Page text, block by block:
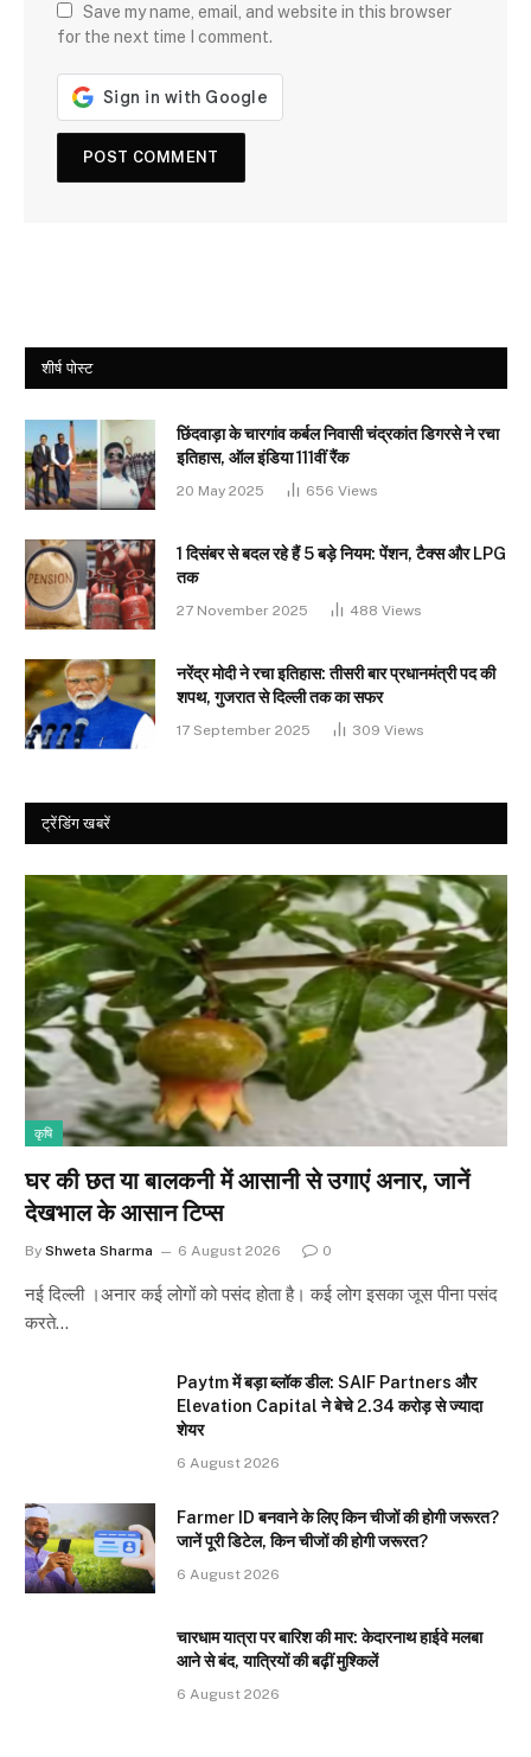
Save my name, email, and website in this browser
for the next time I comment.
शीर्ष पोस्ट
छिंदवाड़ा के चारगांव कर्बल निवासी चंद्रकांत डिगरसे ने रचा
इतिहास, ऑल इंडिया 111वीं रैंक
20 May 2025 656 Views
1 दिसंबर से बदल रहे हैं 5 बड़े नियम: पेंशन, टैक्स और LPG
तक
27 November 2025 488 Views
नरेंद्र मोदी ने रचा इतिहास: तीसरी बार प्रधानमंत्री पद की
शपथ, गुजरात से दिल्ली तक का सफर
17 September 2025 309 Views
ट्रेंडिंग खबरें
कृषि
घर की छत या बालकनी में आसानी से उगाएं अनार, जानें
देखभाल के आसान टिप्स
By Shweta Sharma 6 August 2026 0
नई दिल्ली ।अनार कई लोगों को पसंद होता है। कई लोग इसका जूस पीना पसंद
करते…
Paytm में बड़ा ब्लॉक डील: SAIF Partners और
Elevation Capital ने बेचे 2.34 करोड़ से ज्यादा
शेयर
6 August 2026
Farmer ID बनवाने के लिए किन चीजों की होगी जरूरत?
जानें पूरी डिटेल, किन चीजों की होगी जरूरत?
6 August 2026
चारधाम यात्रा पर बारिश की मार: केदारनाथ हाईवे मलबा
आने से बंद, यात्रियों की बढ़ीं मुश्किलें
6 August 2026